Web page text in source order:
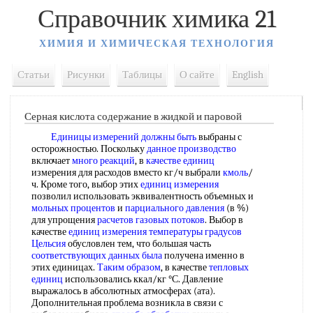
Справочник химика 21
ХИМИЯ И ХИМИЧЕСКАЯ ТЕХНОЛОГИЯ
Статьи Рисунки Таблицы О сайте English
Серная кислота содержание в жидкой и паровой
Единицы измерений должны бытьвыбраны с
осторожностью. Посколькуданное производство
включаетмного реакций, в качестве единиц
измерения для расходов вместо кг/ч выбрали кмоль/
ч. Кроме того, выбор этихединиц измерения
позволил использовать эквивалентность объемных и
мольных процентов и парциального давления (в %)
для упрощениярасчетов газовых потоков. Выбор в
качествеединиц измерения температурыградусов
Цельсияобусловлен тем, что большая часть
соответствующих данныхбылаполучена именно в
этих единицах. Таким образом, в качестветепловых
единиц использовались ккал/кг °С. Давление
выражалось в абсолютных атмосферах (ата).
Дополнительная проблема возникла в связи с